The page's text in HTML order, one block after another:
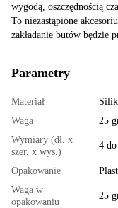
wygodą, oszczędnością
To niezastąpione
zakładanie butów będzie
Parametry
Materiał
Waga
25
Wymiary (dł. x
szer. x wys.)
4
Opakowanie
Waga w
opakowaniu
25